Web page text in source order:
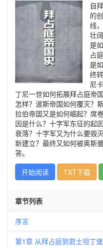
自
的
线
壮
是
占
是
终
尼
丁尼一世如何拓展拜占庭帝
怎样？波斯帝国如何覆灭？
拉伯帝国又是如何崛起？席
因是什么？十字军东征的起
衰落？十字军又为什么要毁
新建立？最终又如何被奥斯
答。
开始阅读
TXT下载
章节列表
序言
第1章 从拜占庭到君士坦丁